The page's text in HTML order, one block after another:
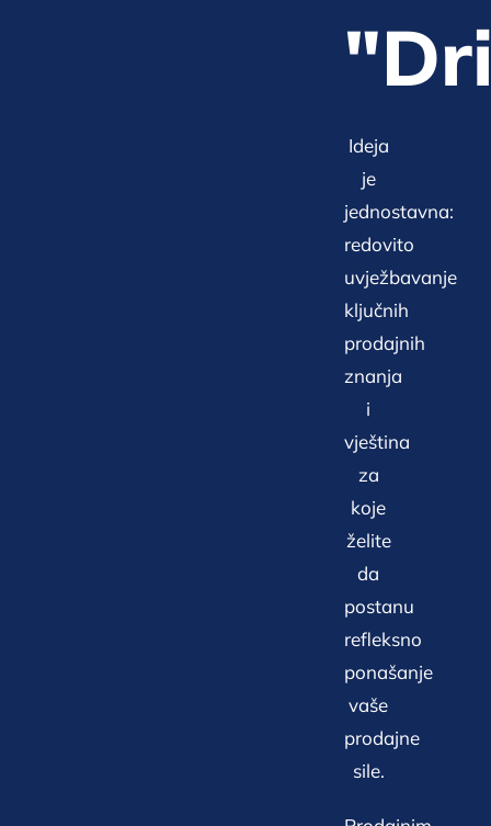
Ideja
je
jednostavna:
redovito
uvježbavanje
ključnih
prodajnih
znanja
i
vještina
za
koje
želite
da
postanu
refleksno
ponašanje
vaše
prodajne
sile.